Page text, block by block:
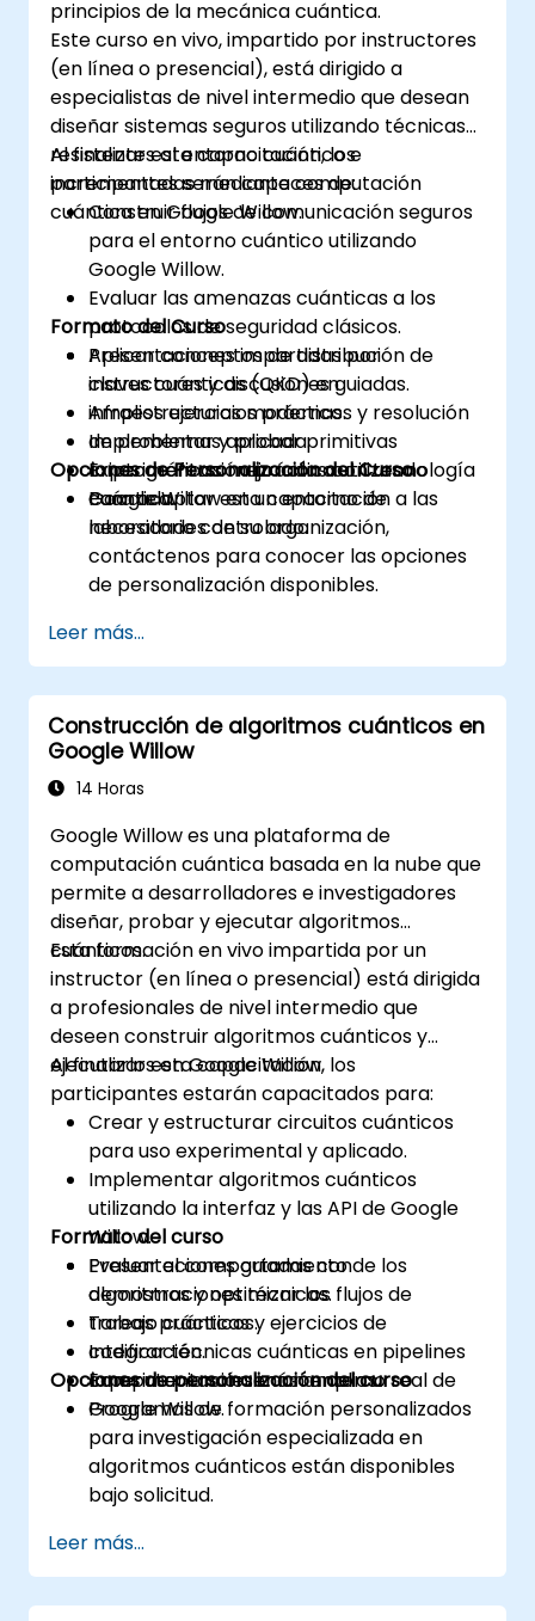
principios de la mecánica cuántica.
Este curso en vivo, impartido por instructores
(en línea o presencial), está dirigido a
especialistas de nivel intermedio que desean
diseñar sistemas seguros utilizando técnicas
resistentes al entorno cuántico e
incrementadas mediante computación
cuántica en Google Willow.
Al finalizar esta capacitación, los
participantes serán capaces de:
Construir flujos de comunicación seguros
para el entorno cuántico utilizando
Google Willow.
Evaluar las amenazas cuánticas a los
protocolos de seguridad clásicos.
Aplicar conceptos de distribución de
claves cuánticas (QKD) en
infraestructuras modernas.
Implementar y probar primitivas
criptográficas mejoradas con tecnología
cuántica.
Formato del Curso
Presentaciones impartidas por
instructores y discusiones guiadas.
Amplios ejercicios prácticos y resolución
de problemas aplicada.
Experimentación práctica utilizando
Google Willow en un entorno de
laboratorio controlado.
Opciones de Personalización del Curso
Para adaptar esta capacitación a las
necesidades de su organización,
contáctenos para conocer las opciones
de personalización disponibles.
Leer más...
Construcción de algoritmos cuánticos en
Google Willow
14 Horas
Google Willow es una plataforma de
computación cuántica basada en la nube que
permite a desarrolladores e investigadores
diseñar, probar y ejecutar algoritmos
cuánticos.
Esta formación en vivo impartida por un
instructor (en línea o presencial) está dirigida
a profesionales de nivel intermedio que
deseen construir algoritmos cuánticos y
ejecutarlos en Google Willow.
Al finalizar esta capacitación, los
participantes estarán capacitados para:
Crear y estructurar circuitos cuánticos
para uso experimental y aplicado.
Implementar algoritmos cuánticos
utilizando la interfaz y las API de Google
Willow.
Evaluar el comportamiento de los
algoritmos y optimizar los flujos de
trabajo cuánticos.
Integrar técnicas cuánticas en pipelines
computacionales más amplios.
Formato del curso
Presentaciones guiadas con
demostraciones técnicas.
Tareas prácticas y ejercicios de
codificación.
Experimentación en un entorno real de
Google Willow.
Opciones de personalización del curso
Programas de formación personalizados
para investigación especializada en
algoritmos cuánticos están disponibles
bajo solicitud.
Leer más...